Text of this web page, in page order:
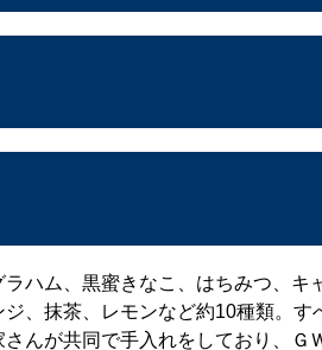
ハム、黒蜜きなこ、はちみつ、キ
、抹茶、レモンなど約10種類。す
んが共同で手入れをしており、